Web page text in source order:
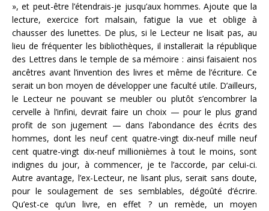
», et peut-être l’étendrais-je jusqu’aux hommes. Ajoute que la
lecture, exercice fort malsain, fatigue la vue et oblige à
chausser des lunettes. De plus, si le Lecteur ne lisait pas, au
lieu de fréquenter les bibliothèques, il installerait la république
des Lettres dans le temple de sa mémoire : ainsi faisaient nos
ancêtres avant l’invention des livres et même de l’écriture. Ce
serait un bon moyen de développer une faculté utile. D’ailleurs,
le Lecteur ne pouvant se meubler ou plutôt s’encombrer la
cervelle à l’infini, devrait faire un choix — pour le plus grand
profit de son jugement — dans l’abondance des écrits des
hommes, dont les neuf cent quatre-vingt dix-neuf mille neuf
cent quatre-vingt dix-neuf millionièmes à tout le moins, sont
indignes du jour, à commencer, je te l’accorde, par celui-ci.
Autre avantage, l’ex-Lecteur, ne lisant plus, serait sans doute,
pour le soulagement de ses semblables, dégoûté d’écrire.
Qu’est-ce qu’un livre, en effet ? un remède, un moyen